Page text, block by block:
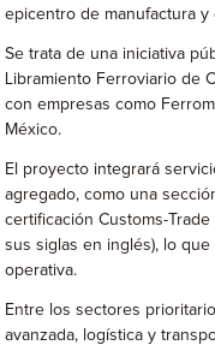
epicentro de manufactura
Se trata de una iniciativa
Libramiento Ferroviario de
con empresas como
México.
El proyecto integrará
agregado, como una
certificación Customs-Trade
sus siglas en inglés), lo
operativa.
Entre los sectores
avanzada, logística y